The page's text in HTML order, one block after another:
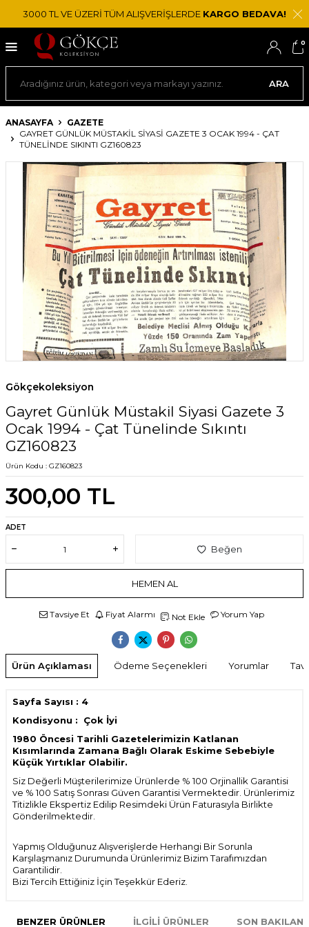
3000 TL VE ÜZERİ TÜM ALIŞVERİŞLERDE KARGO BEDAVA!
ARA
0
ANASAYFA
GAZETE
GAYRET GÜNLÜK MÜSTAKIL SIYASI GAZETE 3 OCAK 1994 - ÇAT
TÜNELINDE SIKINTI GZ160823
Gökçekoleksiyon
Gayret Günlük Müstakil Siyasi Gazete 3
Ocak 1994 - Çat Tünelinde Sıkıntı
GZ160823
Ürün Kodu : GZ160823
300,00 TL
ADET
Beğen
HEMEN AL
Tavsiye Et Fiyat Alarmı Not Ekle Yorum Yap
Ürün Açıklaması Ödeme Seçenekleri Yorumlar
Sayfa Sayısı : 4
Kondisyonu : Çok İyi
1980 Öncesi Tarihli Gazetelerimizin Katlanan
Kısımlarında Zamana Bağlı Olarak Eskime Sebebiyle
Küçük Yırtıklar Olabilir.
Siz Değerli Müşterilerimize Ürünlerde % 100 Orjinallik Garantisi
ve % 100 Satış Sonrası Güven Garantisi Vermektedir. Ürünlerimiz
Titizlikle Ekspertiz Edilip Resimdeki Ürün Faturasıyla Birlikte
Gönderilmektedir.
Yapmış Olduğunuz Alışverişlerde Herhangi Bir Sorunla
Karşılaşmanız Durumunda Ürünlerimiz Bizim Tarafımızdan
Garantilidir.
Bizi Tercih Ettiğiniz İçin Teşekkür Ederiz.
BENZER ÜRÜNLER İLGILI ÜRÜNLER SON